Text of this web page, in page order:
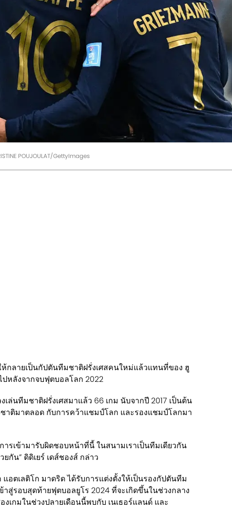
POUJOULAT/GettyImages
ห้กลายเป็นกัปตันทีมชาติฝรั่งเศสคนใหม่แล้วแทนที่ของ ฮู
หลังจากจบฟุตบอลโลก 2022
เล่นทีมชาติฝรั่งเศสมาแล้ว 66 เกม นับจากปี 2017 เป็นต้น
าติมาตลอด กับการคว้าแชมป์โลก และรองแชมป์โลกมา
เข้ามารับผิดชอบหน้าที่นี้ ในสนามเราเป็นทีมเดียวกัน
กัน” ดิดิเยร์ เดส์ชองส์ กล่าว
อตเลติโก มาดริด ได้รับการแต่งตั้งให้เป็นรองกัปตันทีม
สู่รอบสุดท้ายฟุตบอลยูโร 2024 ที่จะเกิดขึ้นในช่วงกลาง
งเกมในช่วงปลายเดือนนี้พบกับ เนเธอร์แลนด์ และ